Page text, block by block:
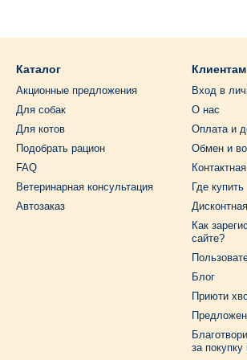
могут передавать различные
Эти заболевания могут привести к
Некоторые паразиты, такие как черви и
со здоровьем.
собак могут возникать аллергические
Паразиты могут снижать иммунитет
Некоторые паразиты могут
вызываемая бактериями рода Borrelia,
вызываемая бактериями рода Ehrlichia,
Каталог
Акционные предложения
Для собак
Для котов
Подобрать рацион
FAQ
Ветеринарная консультация
Автозаказ
Клиентам
Вход в
О нас
Оплата и
Обмен и
Где купить
Как
сайте?
Блог
Приюти
за покупку